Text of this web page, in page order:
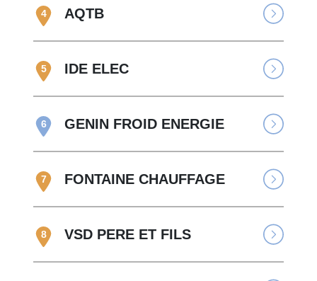
4 AQTB
5 IDE ELEC
6 GENIN FROID ENERGIE
7 FONTAINE CHAUFFAGE
8 VSD PERE ET FILS